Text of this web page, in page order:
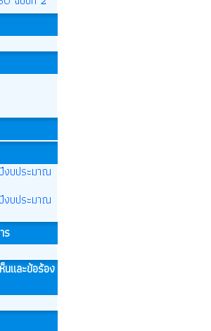
งบประมาณ
งบประมาณ
ร
นและข้อร้อง